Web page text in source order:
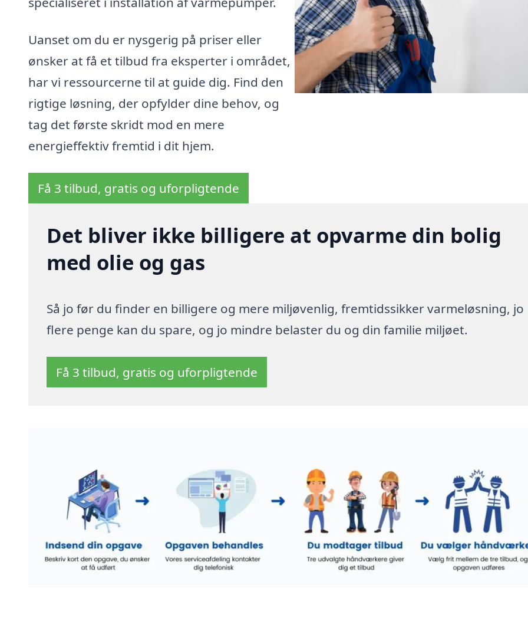
Uanset om du er nysgerig på priser eller
ønsker at få et tilbud fra eksperter i området,
har vi ressourcerne til at guide dig. Find den
rigtige løsning, der opfylder dine behov, og
tag det første skridt mod en mere
energieffektiv fremtid i dit hjem.
Få 3 tilbud, gratis og uforpligtende
Det bliver ikke billigere at opvarme din bolig
med olie og gas
Så jo før du finder en billigere og mere miljøvenlig, fremtidssikker varmeløsning, jo
flere penge kan du spare, og jo mindre belaster du og din familie miljøet.
Få 3 tilbud, gratis og uforpligtende